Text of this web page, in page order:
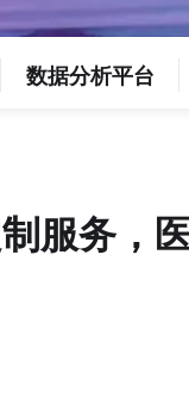
数据分析平台
服务，